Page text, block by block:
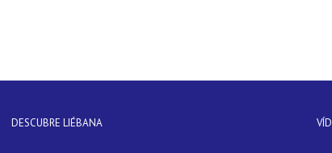
DESCUBRE LIÉBANA